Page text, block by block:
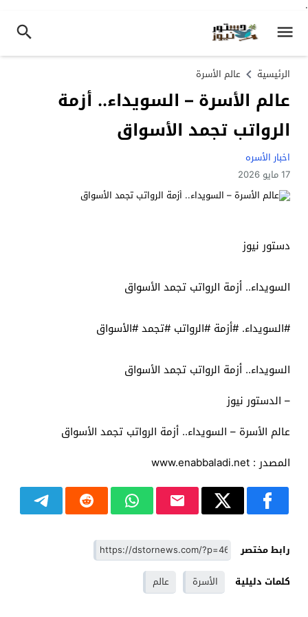
.
الرئيسية عالم الأسرة
عالم الأسرة – السويداء.. أزمة
الرواتب تجمد الأسواق
اخبار الأسره
17 مايو 2026
دستور نيوز
السويداء.. أزمة الرواتب تجمد الأسواق
#السويداء. #أزمة #الرواتب #تجمد #الأسواق
السويداء.. أزمة الرواتب تجمد الأسواق
– الدستور نيوز
عالم الأسرة – السويداء.. أزمة الرواتب تجمد الأسواق
المصدر : www.enabbaladi.net
رابط مختصر
كلمات دليلية
الأسرة عالم